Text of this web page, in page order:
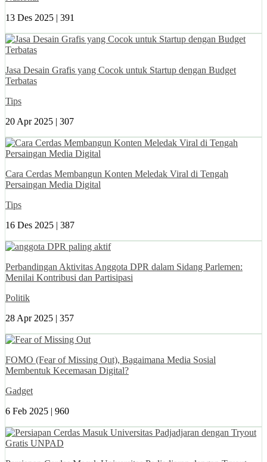
13 Des 2025 | 391
Jasa Desain Grafis yang Cocok untuk Startup dengan Budget
Terbatas
Tips
20 Apr 2025 | 307
Cara Cerdas Membangun Konten Meledak Viral di Tengah
Persaingan Media Digital
Tips
16 Des 2025 | 387
Perbandingan Aktivitas Anggota DPR dalam Sidang Parlemen:
Menilai Kontribusi dan Partisipasi
Politik
28 Apr 2025 | 357
FOMO (Fear of Missing Out), Bagaimana Media Sosial
Membentuk Kecemasan Digital?
Gadget
6 Feb 2025 | 960